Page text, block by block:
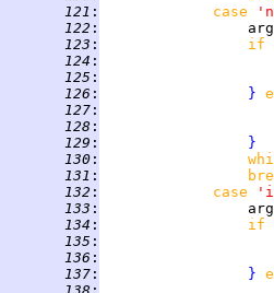
121 : case
122 :
123 :
if
124 :
125 :
126 : }
127 :
128 :
129 :
}
130 :
131 :
132 : case
133 :
134 :
if
135 :
136 :
137 : }